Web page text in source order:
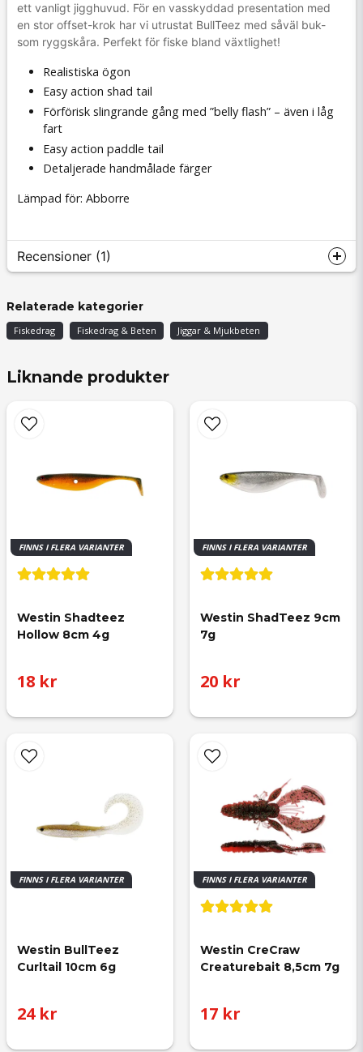
ett vanligt jigghuvud. För en vasskyddad presentation med
en stor offset-krok har vi utrustat BullTeez med såväl buk-
som ryggskåra. Perfekt för fiske bland växtlighet!
Realistiska ögon
Easy action shad tail
Förförisk slingrande gång med ”belly flash” – även i låg
fart
Easy action paddle tail
Detaljerade handmålade färger
Lämpad för: Abborre
Recensioner (1)
Tom
Relaterade kategorier
Fiskedrag Fiskedrag & Beten Jiggar & Mjukbeten
Liknande produkter
FINNS I FLERA VARIANTER
Westin Shadteez
Hollow 8cm 4g
18 kr
FINNS I FLERA VARIANTER
Westin ShadTeez 9cm
7g
20 kr
FINNS I FLERA VARIANTER
Westin BullTeez
Curltail 10cm 6g
24 kr
FINNS I FLERA VARIANTER
Westin CreCraw
Creaturebait 8,5cm 7g
17 kr